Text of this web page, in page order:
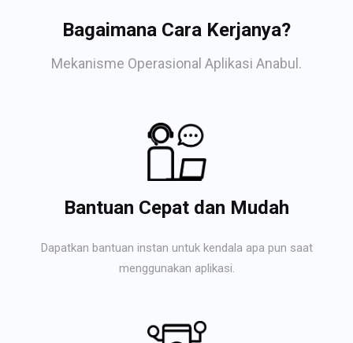
Bagaimana Cara Kerjanya?
Mekanisme Operasional Aplikasi Anabul.
Bantuan Cepat dan Mudah
Dapatkan bantuan instan untuk kendala apa pun saat
menggunakan aplikasi.